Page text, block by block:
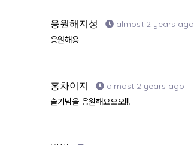
응원해지성 almost 2 years ago
응원해용
홍차이지 almost 2 years ago
슬기님을 응원해요오오!!!